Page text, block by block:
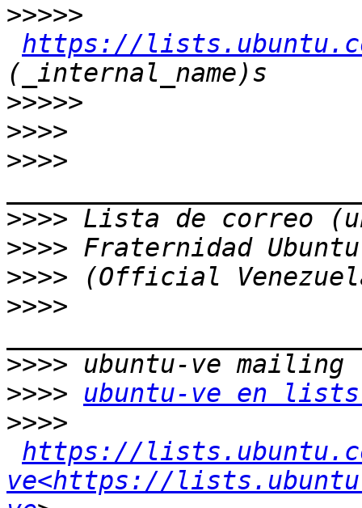
>>>>>
https://
>>>>>
>>>>
>>>>
>>>>
>>>>
>>>>
>>>>
>>>>
>>>>
ubuntu-ve en
>>>>
https://
ve<https://